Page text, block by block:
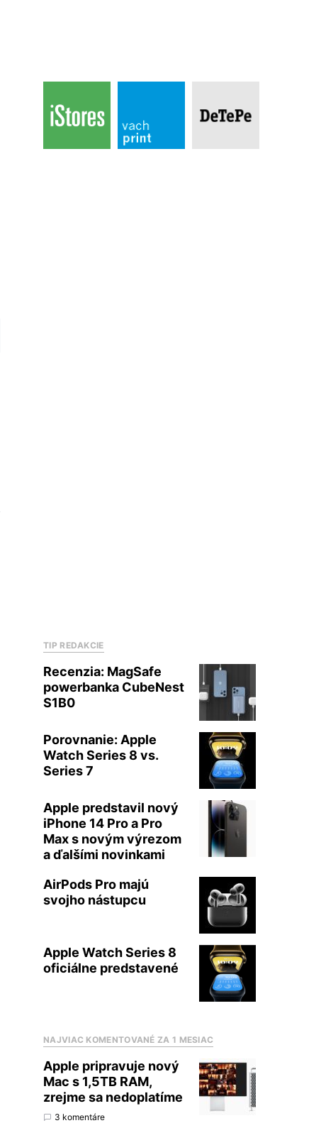
TIP REDAKCIE
Recenzia: MagSafe
powerbanka CubeNest
S1B0
Porovnanie: Apple
Watch Series 8 vs.
Series 7
Apple predstavil nový
iPhone 14 Pro a Pro
Max s novým výrezom
a ďalšími novinkami
AirPods Pro majú
svojho nástupcu
Apple Watch Series 8
oficiálne predstavené
NAJVIAC KOMENTOVANÉ ZA 1 MESIAC
Apple pripravuje nový
Mac s 1,5TB RAM,
zrejme sa nedoplatíme
3 komentáre